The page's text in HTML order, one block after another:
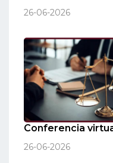
26-06-2026
Conferencia
26-06-2026